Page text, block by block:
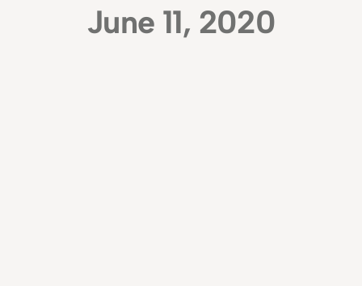
June 11, 2020